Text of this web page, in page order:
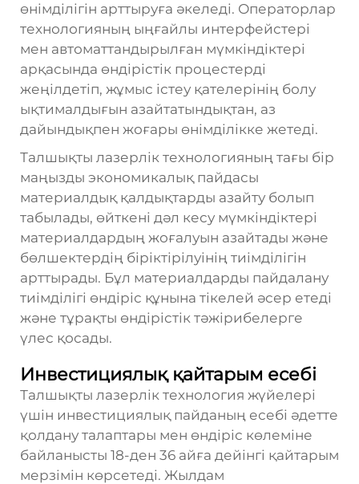
өнімділігін арттыруға әкеледі. Операторлар
технологияның ыңғайлы интерфейстері
мен автоматтандырылған мүмкіндіктері
арқасында өндірістік процестерді
жеңілдетіп, жұмыс істеу қателерінің болу
ықтималдығын азайтатындықтан, аз
дайындықпен жоғары өнімділікке жетеді.
Талшықты лазерлік технологияның тағы бір
маңызды экономикалық пайдасы
материалдық қалдықтарды азайту болып
табылады, өйткені дәл кесу мүмкіндіктері
материалдардың жоғалуын азайтады және
бөлшектердің біріктірілуінің тиімділігін
арттырады. Бұл материалдарды пайдалану
тиімділігі өндіріс құнына тікелей әсер етеді
және тұрақты өндірістік тәжірибелерге
үлес қосады.
Инвестициялық қайтарым есебі
Талшықты лазерлік технология жүйелері
үшін инвестициялық пайданың есебі әдетте
қолдану талаптары мен өндіріс көлеміне
байланысты 18-ден 36 айға дейінгі қайтарым
мерзімін көрсетеді. Жылдам